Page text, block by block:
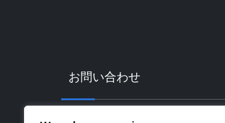
お問い合わせ